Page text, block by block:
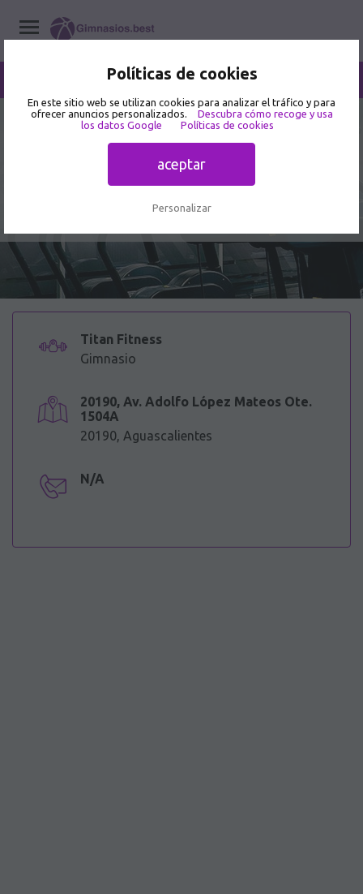
Políticas de cookies
En este sitio web se utilizan cookies para analizar el tráfico y para
ofrecer anuncios personalizados.
Descubra cómo recoge y usa
los datos Google
Políticas de cookies
aceptar
Personalizar
Aguascalientes /Aguascalientes /
20 opiniones de usuarios
Titan Fitness - Gimnasio en 20190,
Av. Adolfo López Mateos Ote.
Titan Fitness
Gimnasio
20190, Av. Adolfo López Mateos Ote.
1504A
20190, Aguascalientes
N/A